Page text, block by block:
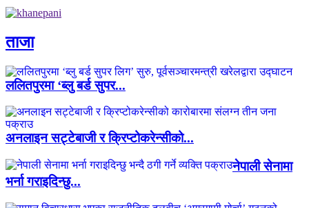
ताजा
ललितपुरमा ‘ब्लु बर्ड सुपर...
अनलाइन सट्टेबाजी र क्रिप्टोकरेन्सीको...
नेपाली सेनामा
भर्ना गराइदिन्छु...